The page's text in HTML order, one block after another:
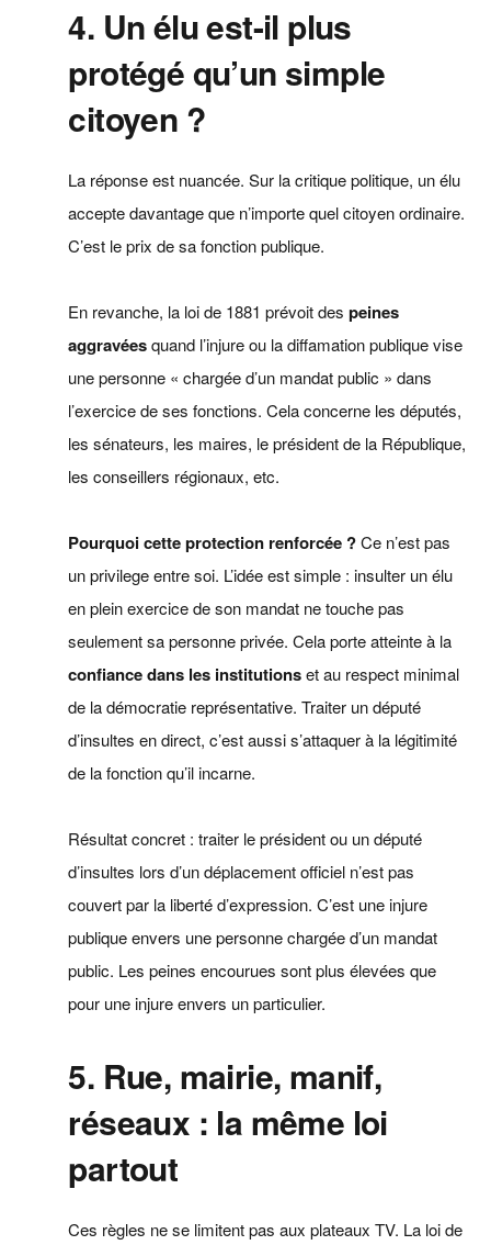
4. Un élu est-il plus
protégé qu’un simple
citoyen ?
La réponse est nuancée. Sur la critique politique, un élu
accepte davantage que n’importe quel citoyen ordinaire.
C’est le prix de sa fonction publique.
En revanche, la loi de 1881 prévoit despeines
aggravéesquand l’injure ou la diffamation publique vise
une personne « chargée d’un mandat public » dans
l’exercice de ses fonctions. Cela concerne les députés,
les sénateurs, les maires, le président de la République,
les conseillers régionaux, etc.
Pourquoi cette protection renforcée ?Ce n’est pas
un privilege entre soi. L’idée est simple : insulter un élu
en plein exercice de son mandat ne touche pas
seulement sa personne privée. Cela porte atteinte à la
confiance dans les institutionset au respect minimal
de la démocratie représentative. Traiter un député
d’insultes en direct, c’est aussi s’attaquer à la légitimité
de la fonction qu’il incarne.
Résultat concret : traiter le président ou un député
d’insultes lors d’un déplacement officiel n’est pas
couvert par la liberté d’expression. C’est une injure
publique envers une personne chargée d’un mandat
public. Les peines encourues sont plus élevées que
pour une injure envers un particulier.
5. Rue, mairie, manif,
réseaux : la même loi
partout
Ces règles ne se limitent pas aux plateaux TV. La loi de